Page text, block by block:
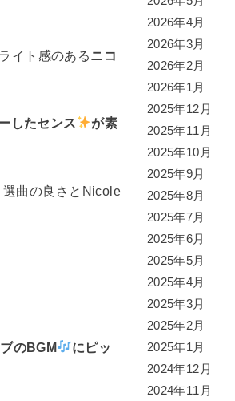
イト感のあるニコ
したセンス
が素
選曲の良さとNicole
のBGM
にピッ
2026年4月
2026年3月
2026年2月
2026年1月
2025年12月
2025年11月
2025年10月
2025年9月
2025年8月
2025年7月
2025年6月
2025年5月
2025年4月
2025年3月
2025年2月
2025年1月
2024年12月
2024年11月